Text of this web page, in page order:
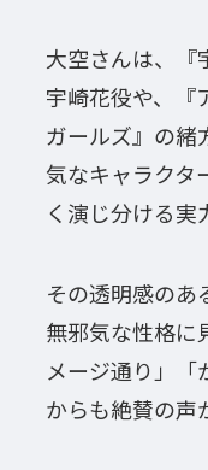
大空さんは、『
宇崎花役や、『
ガールズ』の緒
気なキャラクタ
く演じ分ける実
その透明感のあ
無邪気な性格に
メージ通り」「
からも絶賛の声